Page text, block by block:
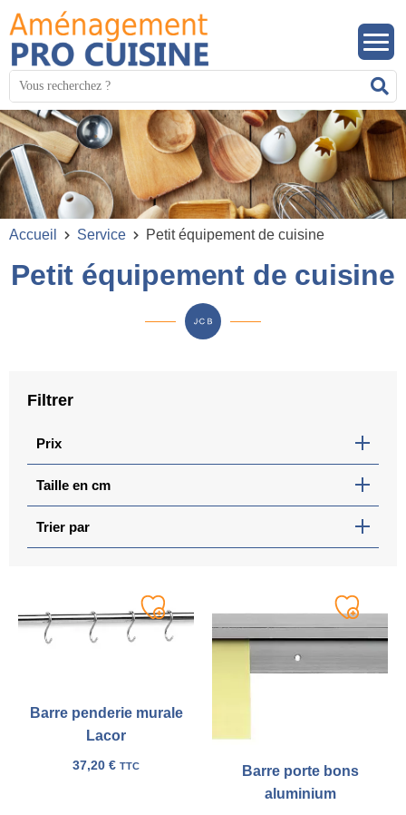
Mots
clés
:
Accueil Service Petit équipement de cuisine
Petit équipement de cuisine
Filtrer
Prix
Taille en cm
Trier par
Barre penderie murale
Lacor
37,20 € TTC
Ajouter
à
ma
Barre porte bons
aluminium
Ajouter
à
ma
Panneau de gestion des cookies